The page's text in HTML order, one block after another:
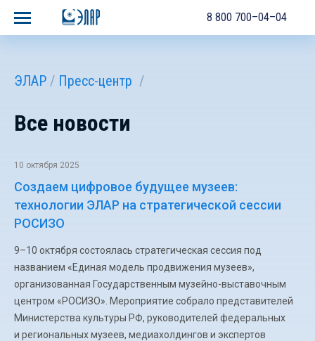
8 800 700–04–04
ЭЛАР Пресс-центр
Все новости
10 октября 2025
Создаем цифровое будущее музеев:
технологии ЭЛАР на стратегической сессии
РОСИЗО
9–10 октября состоялась стратегическая сессия под
названием «Единая модель продвижения музеев»,
организованная Государственным музейно-выставочным
центром «РОСИЗО». Мероприятие собрало представителей
Министерства культуры РФ, руководителей федеральных
и региональных музеев, медиахолдингов и экспертов